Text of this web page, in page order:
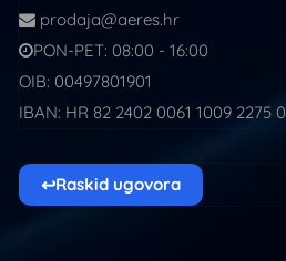
prodaja@aeres.hr
PON-PET: 08:00 - 16:00
OIB: 00497801901
IBAN: HR 82 2402 0061 1009 2275 0
↩Raskid ugovora